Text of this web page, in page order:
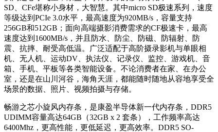
SD、CFe堪称小身材，大智慧。其中micro SD极速系列，速度
等级达到PCIe 3.0水平，最高速度为920MB/s，容量支持
256GB和512GB；面向高端摄影消费需求的CF极速卡，最高
速度达到1600MB/s，并且防水、防尘、防磁、防辐射、防
震、抗摔、耐受高低温。广泛适配于高阶摄录影机与单眼相
机、无人机、运动DV、执法仪、记录仪、监控、游戏机、音
箱、手机、平板等各类智能设备。不论消费者在家、在办公
室，还是在山川河谷，海角天涯，都能随时随地从容地享受全
场景的数据、照片、视频拍摄与存储。
畅游之芯小旋风内存条，是康盈半导体新一代内存条，DDR5
UDIMM容量高达64GB（32GB x 2 套条），工作频率高达
6400Mhz，更高性能，更低延迟，更高效率。DDR5 SO-